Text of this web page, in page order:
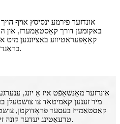
אונדזער פירמע ינסיסץ אויף
באקומען דורך קאַסטאַמערז, און
קאָאָפּעראַטיווע באַציונגען מיט
בראַנדז.
אונדזער מאַנשאַפֿט איז אַ יונג,
מיר זענען קאַמיטאַד צו צושטעלן
קאַסטאַמייז בעסער פּראָדוקטן,
טרעאַטינג יעדער קונה זייער ריספּאַנסאַבלי.